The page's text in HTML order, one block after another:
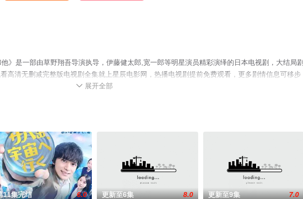
》是一部由草野翔吾导演执导，伊藤健太郎,宽一郎等明星演员精彩演绎的日本电视剧，大结局剧
高清无删减完整版电视剧全集就上星辰电影网，热播电视剧提前免费观看，更多剧情信息可移步
 展开全部
11集完结 6.0 更新至6集 8.0 更新至9集 7.0